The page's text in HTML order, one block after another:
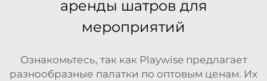
аренды шатров для
мероприятий
Ознакомьтесь, так как Playwise предлагает
разнообразные палатки по оптовым ценам. Их